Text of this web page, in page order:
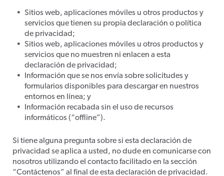
Sitios web, aplicaciones móviles u otros productos y
servicios que tienen su propia declaración o política
de privacidad;
Sitios web, aplicaciones móviles u otros productos y
servicios que no muestren ni enlacen a esta
declaración de privacidad;
Información que se nos envía sobre solicitudes y
formularios disponibles para descargar en nuestros
entornos en línea; y
Información recabada sin el uso de recursos
informáticos (“offline”).
Si tiene alguna pregunta sobre si esta declaración de
privacidad se aplica a usted, no dude en comunicarse con
nosotros utilizando el contacto facilitado en la sección
“Contáctenos” al final de esta declaración de privacidad.